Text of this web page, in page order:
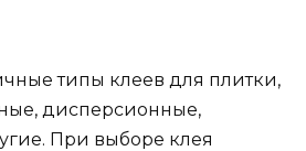
типы клеев для плитки,
дисперсионные,
При выборе клея